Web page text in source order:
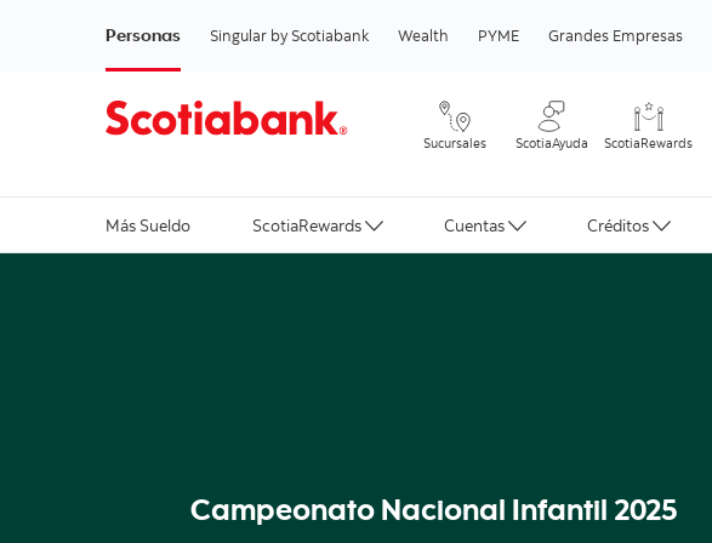
Personas Singular by Scotiabank Wealth PYME Grandes Empresas
Sucursales ScotiaAyuda ScotiaRewards
Más Sueldo ScotiaRewards Cuentas Créditos
Campeonato Nacional Infantil 2025